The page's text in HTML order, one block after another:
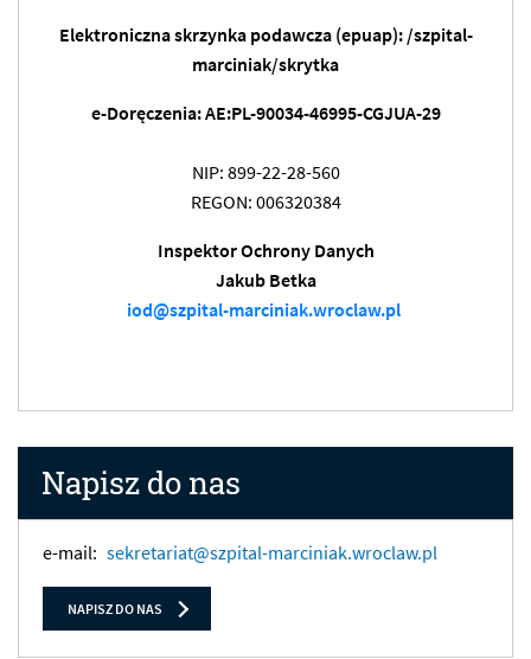
Elektroniczna skrzynka podawcza (epuap): /szpital-
marciniak/skrytka
e-Doręczenia: AE:PL-90034-46995-CGJUA-29
NIP: 899-22-28-560
REGON: 006320384
Inspektor Ochrony Danych
Jakub Betka
iod@szpital-marciniak.wroclaw.pl
Napisz do nas
e-mail: sekretariat@szpital-marciniak.wroclaw.pl
NAPISZ DO NAS